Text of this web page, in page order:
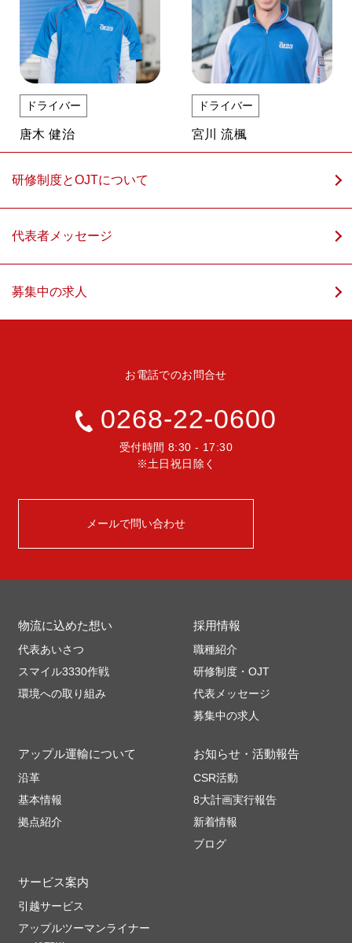
ドライバー
唐木 健治
ドライバー
宮川 流楓
研修制度とOJTについて
代表者メッセージ
募集中の求人
お電話でのお問合せ
0268-22-0600
受付時間 8:30 - 17:30
※土日祝日除く
メールで問い合わせ
物流に込めた想い
代表あいさつ
スマイル3330作戦
環境への取り組み
アップル運輸について
沿革
基本情報
拠点紹介
サービス案内
引越サービス
アップルツーマンライナー
お知らせ・活動報告
CSR活動
8大計画実行報告
新着情報
ブログ
採用情報
職種紹介
研修制度・OJT
代表メッセージ
募集中の求人